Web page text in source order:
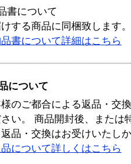
書について
する商品に同梱致します。
書について詳細はこちら
について
のご都合による返品・交
さい。 商品開封後、または
品・交換はお受けいたし
について詳しくはこちら